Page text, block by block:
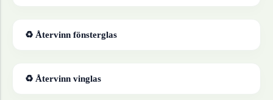
♻ Återvinn fönsterglas
♻ Återvinn vinglas